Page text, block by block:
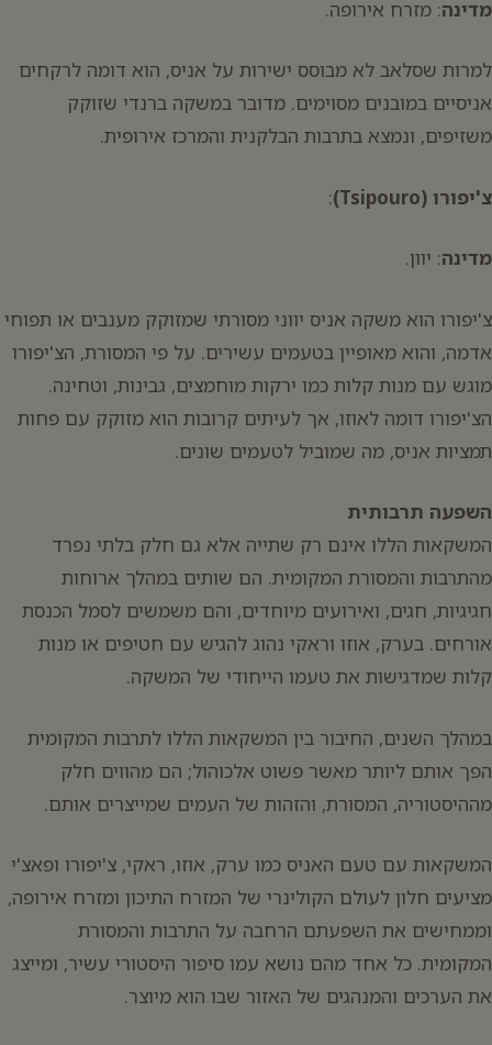
מדינה: מזרח אירופה.
למרות שסלאב לא מבוסס ישירות על אניס, הוא דומה לרקחים
אניסיים במובנים מסוימים. מדובר במשקה ברנדי שזוקק
משזיפים, ונמצא בתרבות הבלקנית והמרכז אירופית.
צ'יפורו (Tsipouro) :
מדינה: יוון.
צ'יפורו הוא משקה אניס יווני מסורתי שמזוקק מענבים או תפוחי
אדמה, והוא מאופיין בטעמים עשירים. על פי המסורת, הצ'יפורו
מוגש עם מנות קלות כמו ירקות מוחמצים, גבינות, וטחינה.
הצ'יפורו דומה לאוזו, אך לעיתים קרובות הוא מזוקק עם פחות
תמציות אניס, מה שמוביל לטעמים שונים.
השפעה תרבותית
המשקאות הללו אינם רק שתייה אלא גם חלק בלתי נפרד
מהתרבות והמסורת המקומית. הם שותים במהלך ארוחות
חגיגיות, חגים, ואירועים מיוחדים, והם משמשים לסמל הכנסת
אורחים. בערק, אוזו וראקי נהוג להגיש עם חטיפים או מנות
קלות שמדגישות את טעמו הייחודי של המשקה.
במהלך השנים, החיבור בין המשקאות הללו לתרבות המקומית
הפך אותם ליותר מאשר פשוט אלכוהול; הם מהווים חלק
מההיסטוריה, המסורת, והזהות של העמים שמייצרים אותם.
המשקאות עם טעם האניס כמו ערק, אוזו, ראקי, צ'יפורו ופאצ'י
מציעים חלון לעולם הקולינרי של המזרח התיכון ומזרח אירופה,
וממחישים את השפעתם הרחבה על התרבות והמסורת
המקומית. כל אחד מהם נושא עמו סיפור היסטורי עשיר, ומייצג
את הערכים והמנהגים של האזור שבו הוא מיוצר.